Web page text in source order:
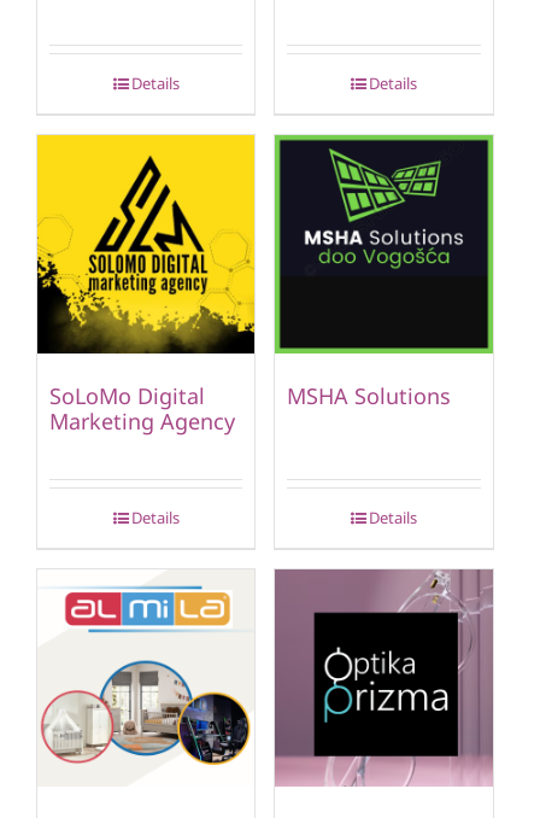
Details Details
SoLoMo Digital
Marketing Agency
Details
MSHA Solutions
Details